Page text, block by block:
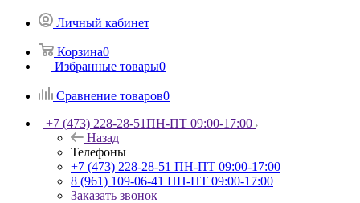
Личный кабинет
Корзина0
Избранные товары0
Сравнение товаров0
+7 (473) 228-28-51ПН-ПТ 09:00-17:00
Назад
Телефоны
+7 (473) 228-28-51 ПН-ПТ 09:00-17:00
8 (961) 109-06-41 ПН-ПТ 09:00-17:00
Заказать звонок